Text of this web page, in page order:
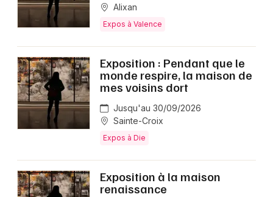
Alixan
Expos à Valence
Exposition : Pendant que le
monde respire, la maison de
mes voisins dort
Jusqu'au 30/09/2026
Sainte-Croix
Expos à Die
Exposition à la maison
renaissance